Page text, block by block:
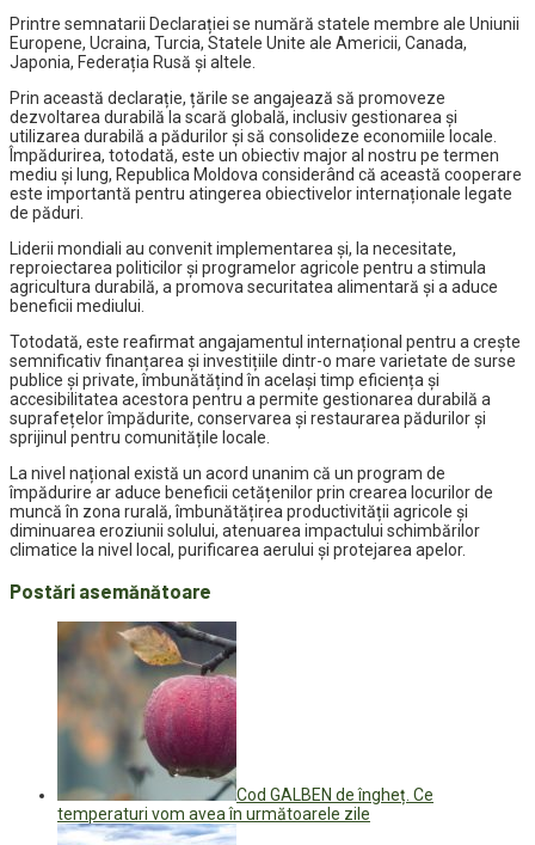
Printre semnatarii Declarației se numără statele membre ale Uniunii
Europene, Ucraina, Turcia, Statele Unite ale Americii, Canada,
Japonia, Federația Rusă și altele.
Prin această declarație, țările se angajează să promoveze
dezvoltarea durabilă la scară globală, inclusiv gestionarea și
utilizarea durabilă a pădurilor și să consolideze economiile locale.
Împădurirea, totodată, este un obiectiv major al nostru pe termen
mediu și lung, Republica Moldova considerând că această cooperare
este importantă pentru atingerea obiectivelor internaționale legate
de păduri.
Liderii mondiali au convenit implementarea și, la necesitate,
reproiectarea politicilor și programelor agricole pentru a stimula
agricultura durabilă, a promova securitatea alimentară și a aduce
beneficii mediului.
Totodată, este reafirmat angajamentul internațional pentru a crește
semnificativ finanțarea și investițiile dintr-o mare varietate de surse
publice și private, îmbunătățind în același timp eficiența și
accesibilitatea acestora pentru a permite gestionarea durabilă a
suprafețelor împădurite, conservarea și restaurarea pădurilor și
sprijinul pentru comunitățile locale.
La nivel național există un acord unanim că un program de
împădurire ar aduce beneficii cetățenilor prin crearea locurilor de
muncă în zona rurală, îmbunătățirea productivității agricole și
diminuarea eroziunii solului, atenuarea impactului schimbărilor
climatice la nivel local, purificarea aerului și protejarea apelor.
Postări asemănătoare
Cod GALBEN de îngheț. Ce
temperaturi vom avea în următoarele zile